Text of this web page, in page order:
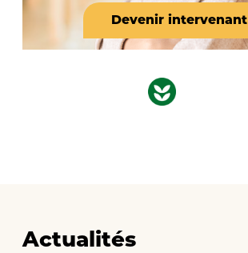
Devenir intervenant
Actualités